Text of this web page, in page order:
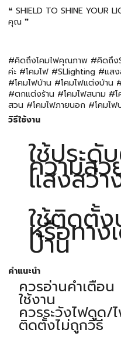
❝ SHIELD TO SHINE YOUR
คุณ ❞
#คิดถึงโคมไฟคุณภาพ #คิดถึง
ค่ะ #โคมไฟ #SLlighting #แ
#โคมไฟบ้าน #โคมไฟแต่งบ้าน
#ตกแต่งร้าน #โคมไฟสนาม #โ
สวน #โคมไฟภายนอก #โคมไฟ
วิธีใช้งาน
ใช้ประดั
ความสว
แสงสว่า
ใช้ติดตั้
หรือทา
บ้าน
คำแนะนำ
ควรอ่านคำเตือน
ใช้งาน
ควรระวังไฟดูด/
ติดตั้งไม่ถูกวิธี